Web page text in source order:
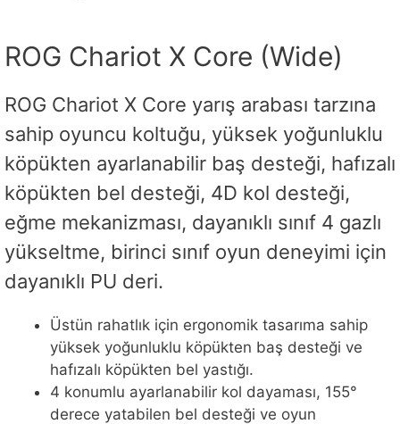
ROG Chariot X Core (Wide)
ROG Chariot X Core yarış arabası tarzına
sahip oyuncu koltuğu, yüksek yoğunluklu
köpükten ayarlanabilir baş desteği, hafızalı
köpükten bel desteği, 4D kol desteği,
eğme mekanizması, dayanıklı sınıf 4 gazlı
yükseltme, birinci sınıf oyun deneyimi için
dayanıklı PU deri.
Üstün rahatlık için ergonomik tasarıma sahip
yüksek yoğunluklu köpükten baş desteği ve
hafızalı köpükten bel yastığı.
4 konumlu ayarlanabilir kol dayaması, 155°
derece yatabilen bel desteği ve oyun